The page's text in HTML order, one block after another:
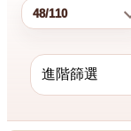
進階篩選